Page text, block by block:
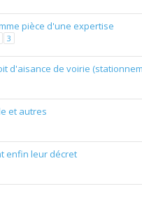
pièce d'une expertise
3
d'aisance de voirie
et autres
enfin leur décret